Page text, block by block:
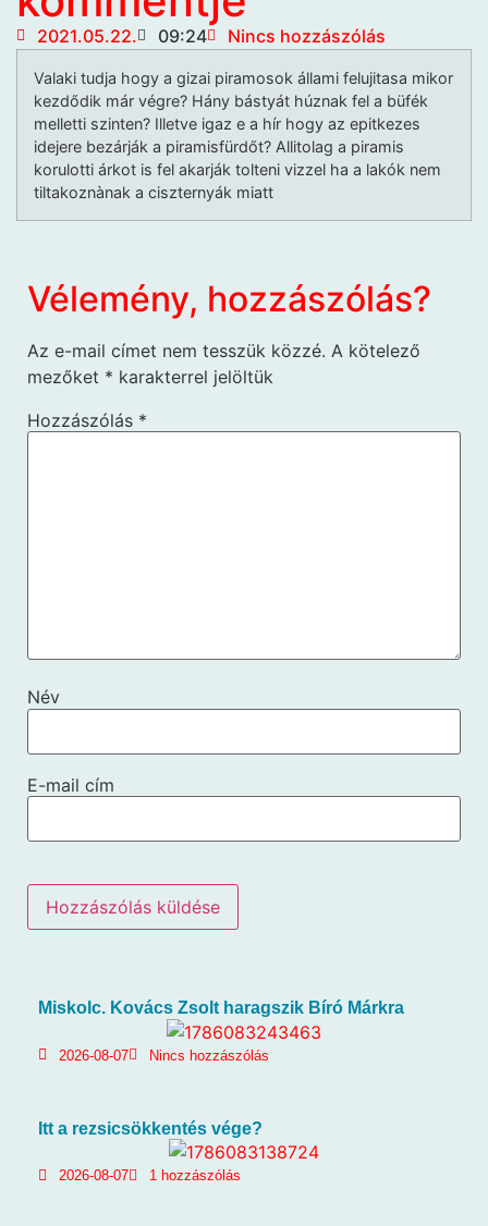
2021.05.22. 09:24 Nincs hozzászólás
Valaki tudja hogy a gizai piramosok állami felujitasa mikor
kezdődik már végre? Hány bástyát húznak fel a büfék
melletti szinten? Illetve igaz e a hír hogy az epitkezes
idejere bezárják a piramisfürdőt? Allitolag a piramis
korulotti árkot is fel akarják tolteni vizzel ha a lakók nem
tiltakoznànak a ciszternyák miatt
Vélemény, hozzászólás?
Az e-mail címet nem tesszük közzé. A kötelező
mezőket * karakterrel jelöltük
Hozzászólás *
Név
E-mail cím
Miskolc. Kovács Zsolt haragszik Bíró Márkra
2026-08-07 Nincs hozzászólás
Itt a rezsicsökkentés vége?
2026-08-07 1 hozzászólás